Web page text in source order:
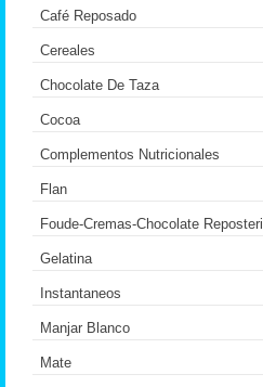
Café Reposado
Cereales
Chocolate De Taza
Cocoa
Complementos Nutricionales
Flan
Foude-Cremas-Chocolate Reposteri
Gelatina
Instantaneos
Manjar Blanco
Mate